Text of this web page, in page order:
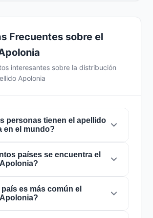
Frecuentes sobre el
interesantes sobre la distribución
Apolonia
personas tienen el apellido
en el mundo?
hay aproximadamente1.161
con el apellido
significa que aproximadamente 1
personasen el mundo
Se encuentra presente en
, lo que refleja su distribución global.
países se encuentra el
Apoloniaestá presente en
el mundo. Esto lo clasifica
de alcancelocal. Su
es más común el